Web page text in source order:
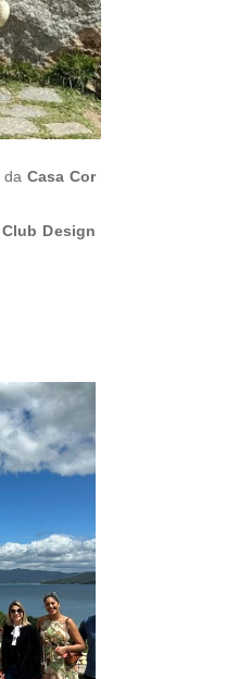
da Casa Cor
Design